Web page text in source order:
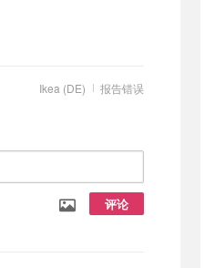
报告错误
Ikea (DE)
评论